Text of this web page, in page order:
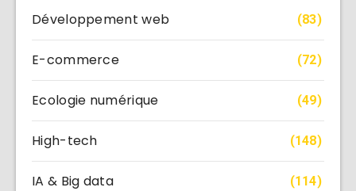
Développement web (83)
E-commerce (72)
Ecologie numérique (49)
High-tech (148)
IA & Big data (114)